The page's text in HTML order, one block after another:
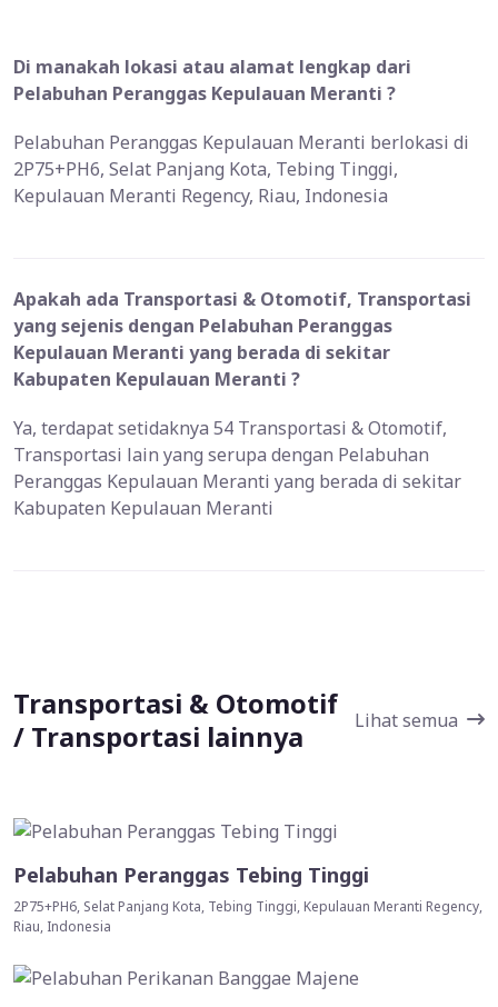
Di manakah lokasi atau alamat lengkap dari
Pelabuhan Peranggas Kepulauan Meranti ?
Pelabuhan Peranggas Kepulauan Meranti berlokasi di
2P75+PH6, Selat Panjang Kota, Tebing Tinggi,
Kepulauan Meranti Regency, Riau, Indonesia
Apakah ada Transportasi & Otomotif, Transportasi
yang sejenis dengan Pelabuhan Peranggas
Kepulauan Meranti yang berada di sekitar
Kabupaten Kepulauan Meranti ?
Ya, terdapat setidaknya 54 Transportasi & Otomotif,
Transportasi lain yang serupa dengan Pelabuhan
Peranggas Kepulauan Meranti yang berada di sekitar
Kabupaten Kepulauan Meranti
Transportasi & Otomotif
/ Transportasi lainnya
Lihat semua
Pelabuhan Peranggas Tebing Tinggi
2P75+PH6, Selat Panjang Kota, Tebing Tinggi, Kepulauan Meranti Regency,
Riau, Indonesia